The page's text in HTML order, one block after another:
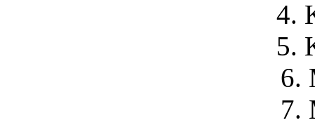
4.
5.
6.
7.